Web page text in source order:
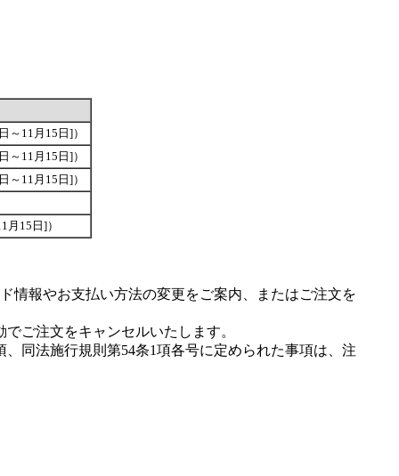
～11月15日]）
～11月15日]）
～11月15日]）
月15日]）
情報やお支払い方法の変更をご案内、またはご注文を
ご注文をキャンセルいたします。
同法施行規則第54条1項各号に定められた事項は、注